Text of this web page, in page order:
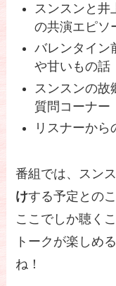
スンスンと井
の共演エピソ
バレンタイン
や甘いもの話
スンスンの故
質問コーナー
リスナーから
番組では、スン
けする予定とのこ
ここでしか聴く
トークが楽しめ
ね！